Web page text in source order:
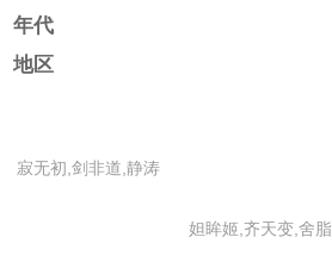
年代
地区
寂无初,剑非道,静涛
妲眸姬,齐天变,舍脂